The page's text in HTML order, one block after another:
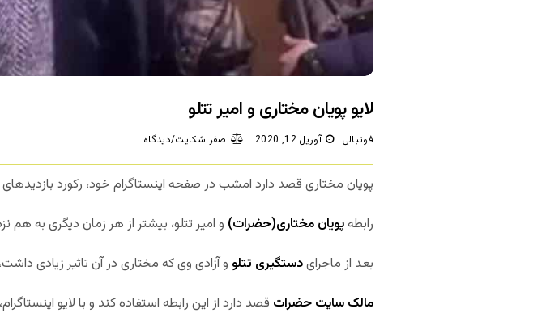
لایو پویان مختاری و امیر تتلو
فوتبالی آوریل 12, 2020 صفر شکایت/دیدگاه
پویان مختاری قصد دارد امشب در صفحه اینستاگرام خود، رکورد بازدیدهای
رابطهپویان مختاری(حضرات) و امیر تتلو، بیشتر از هر زمان دیگری به
بعد از ماجرایدستگیری تتلو و آزادی وی که مختاری در آن تاثیر زیادی
مالک سایت حضرات قصد دارد از این رابطه استفاده کند و با لایو